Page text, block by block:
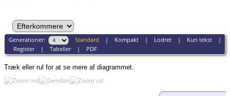
Generationer: Standard | Kompakt| Lodret| Kun tekst|
Register| Tabeller| PDF
Træk eller rul for at se mere af diagrammet.